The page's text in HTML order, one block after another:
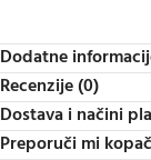
Dodatne
Recenzije (0)
Dostava i načini
Preporuči mi